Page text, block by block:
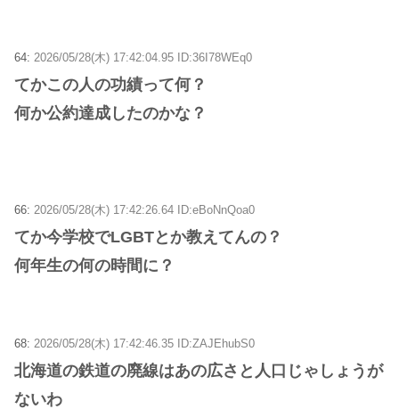
64: 2026/05/28(木) 17:42:04.95 ID:36I78WEq0
てかこの人の功績って何？
何か公約達成したのかな？
66: 2026/05/28(木) 17:42:26.64 ID:eBoNnQoa0
てか今学校でLGBTとか教えてんの？
何年生の何の時間に？
68: 2026/05/28(木) 17:42:46.35 ID:ZAJEhubS0
北海道の鉄道の廃線はあの広さと人口じゃしょうが
ないわ